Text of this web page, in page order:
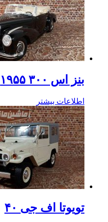
بنز اس ۳۰۰ ۱۹۵۵
اطلاعات بیشتر
تویوتا اف جی ۴۰